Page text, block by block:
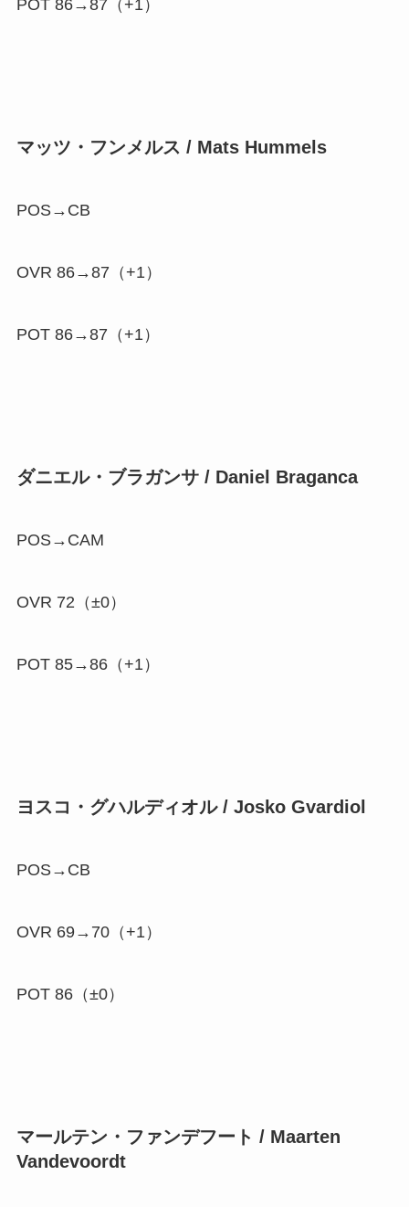
POT 86→87（+1 ）
マッツ・フンメルス / Mats Hummels
POS→CB
OVR 86→87（+1）
POT 86→87（+1 ）
ダニエル・ブラガンサ / Daniel Braganca
POS→CAM
OVR 72（±0）
POT 85→86（+1 ）
ヨスコ・グハルディオル / Josko Gvardiol
POS→CB
OVR 69→70（+1）
POT 86（±0）
マールテン・ファンデフート / Maarten
Vandevoordt